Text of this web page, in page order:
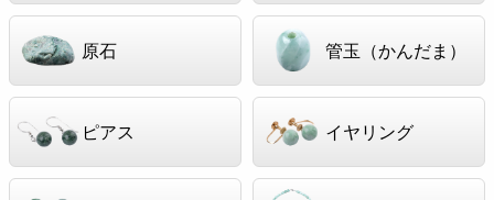
原石 管玉（かんだま）
ピアス イヤリング